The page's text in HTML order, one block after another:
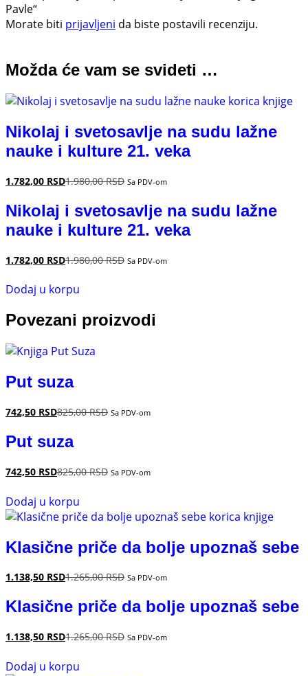
Pavle“
Morate biti prijavljeni da biste postavili recenziju.
Možda će vam se svideti …
Nikolaj i svetosavlje na sudu lažne
nauke i kulture 21. veka
1.782,00 RSD1.980,00RSD Sa PDV-om
Nikolaj i svetosavlje na sudu lažne
nauke i kulture 21. veka
1.782,00 RSD1.980,00RSD Sa PDV-om
Dodaj u korpu
Povezani proizvodi
Put suza
742,50 RSD825,00RSD Sa PDV-om
Put suza
742,50 RSD825,00RSD Sa PDV-om
Dodaj u korpu
Klasične priče da bolje upoznaš sebe
1.138,50 RSD1.265,00RSD Sa PDV-om
Klasične priče da bolje upoznaš sebe
1.138,50 RSD1.265,00RSD Sa PDV-om
Dodaj u korpu